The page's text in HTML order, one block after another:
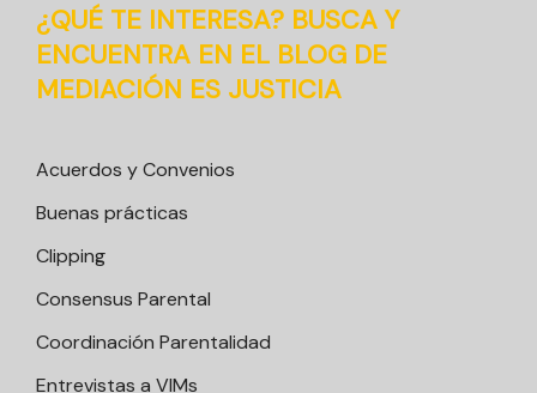
¿QUÉ TE INTERESA? BUSCA Y
ENCUENTRA EN EL BLOG DE
MEDIACIÓN ES JUSTICIA
Acuerdos y Convenios
Buenas prácticas
Clipping
Consensus Parental
Coordinación Parentalidad
Entrevistas a VIMs